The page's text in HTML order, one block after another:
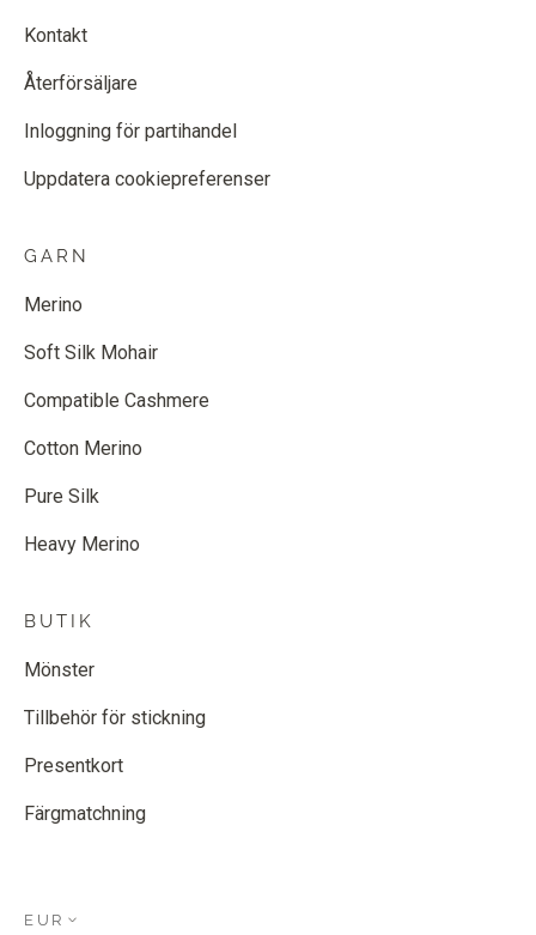
Kontakt
Återförsäljare
Inloggning för partihandel
Uppdatera cookiepreferenser
GARN
Merino
Soft Silk Mohair
Compatible Cashmere
Cotton Merino
Pure Silk
Heavy Merino
BUTIK
Mönster
Tillbehör för stickning
Presentkort
Färgmatchning
EUR